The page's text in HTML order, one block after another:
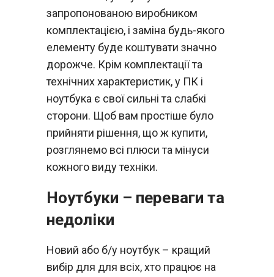
запропонованою виробником
комплектацією, і заміна будь-якого
елементу буде коштувати значно
дорожче. Крім комплектації та
технічних характеристик, у ПК і
ноутбука є свої сильні та слабкі
сторони. Щоб вам простіше було
прийняти рішення, що ж купити,
розглянемо всі плюси та мінуси
кожного виду техніки.
Ноутбуки – переваги та
недоліки
Новий або б/у ноутбук – кращий
вибір для для всіх, хто працює на